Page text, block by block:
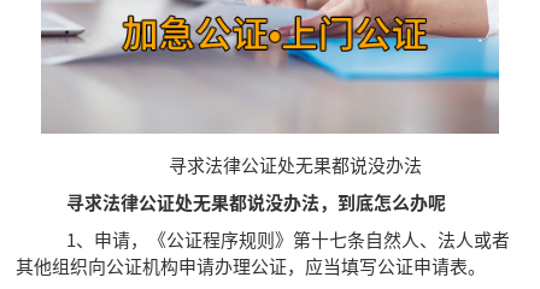
寻求法律公证处无果都说没办法
寻求法律公证处无果都说没办法，到底怎么办呢
1、申请，《公证程序规则》第十七条自然人、法人或者
其他组织向公证机构申请办理公证，应当填写公证申请表。